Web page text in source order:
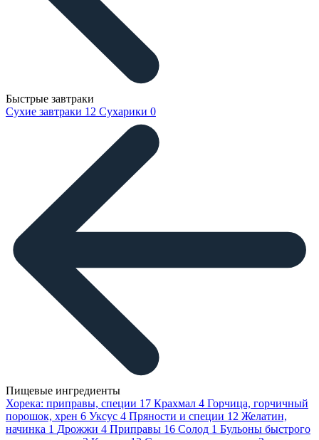
Быстрые завтраки
Сухие завтраки 12 Сухарики 0
Пищевые ингредиенты
Хорека: приправы, специи 17 Крахмал 4 Горчица, горчичный
порошок, хрен 6 Уксус 4 Пряности и специи 12 Желатин,
начинка 1 Дрожжи 4 Приправы 16 Солод 1 Бульоны быстрого